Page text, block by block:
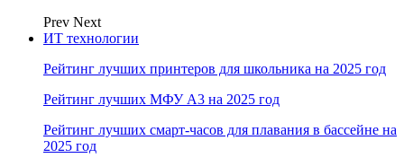
Prev Next
ИТ технологии
Рейтинг лучших принтеров для школьника на 2025 год
Рейтинг лучших МФУ А3 на 2025 год
Рейтинг лучших смарт-часов для плавания в бассейне на
2025 год